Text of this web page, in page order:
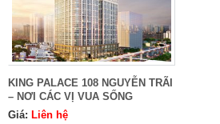
KING PALACE 108 NGUYỄN TRÃI
– NƠI CÁC VỊ VUA SỐNG
Giá: Liên hệ